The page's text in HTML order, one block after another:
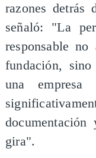
razones detrás
señaló: "La
responsable
fundación,
una
gira".